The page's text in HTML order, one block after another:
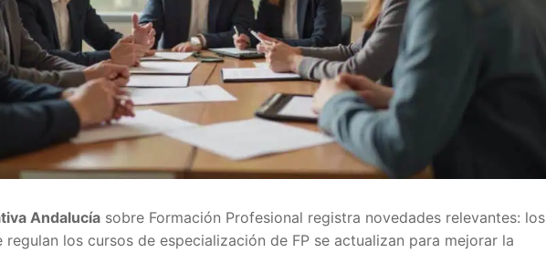
Adián Almería
Adián Cádiz
Adián Córdoba
Adián Granada
Adián Jaén
Noticias
Enlaces
Consejería de Educación
FEDADi
Aula Virtual de Formación del Profesorado
Contacto
Hazte Socio
Andalucía sobre Formación Profesional registra novedades relevantes: los
regulan los cursos de especialización de FP se actualizan para mejorar la